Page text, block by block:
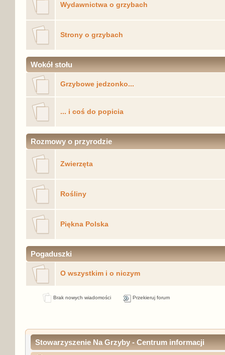
Wydawnictwa o grzybach
Strony o grzybach
Wokół stołu
Grzybowe jedzonko...
... i coś do popicia
Rozmowy o przyrodzie
Zwierzęta
Rośliny
Piękna Polska
Pogaduszki
O wszystkim i o niczym
Brak nowych wiadomości Przekieruj forum
Stowarzyszenie Na Grzyby - Centrum informacji